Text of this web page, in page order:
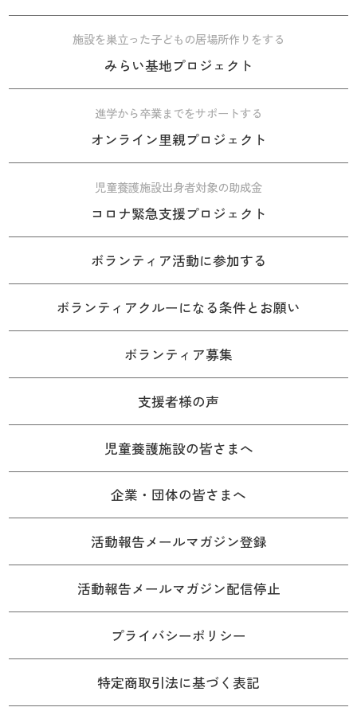
施設を巣立った子どもの居場所作りをする
みらい基地プロジェクト
進学から卒業までをサポートする
オンライン里親プロジェクト
児童養護施設出身者対象の助成金
コロナ緊急支援プロジェクト
ボランティア活動に参加する
ボランティアクルーになる条件とお願い
ボランティア募集
支援者様の声
児童養護施設の皆さまへ
企業・団体の皆さまへ
活動報告メールマガジン登録
活動報告メールマガジン配信停止
プライバシーポリシー
特定商取引法に基づく表記